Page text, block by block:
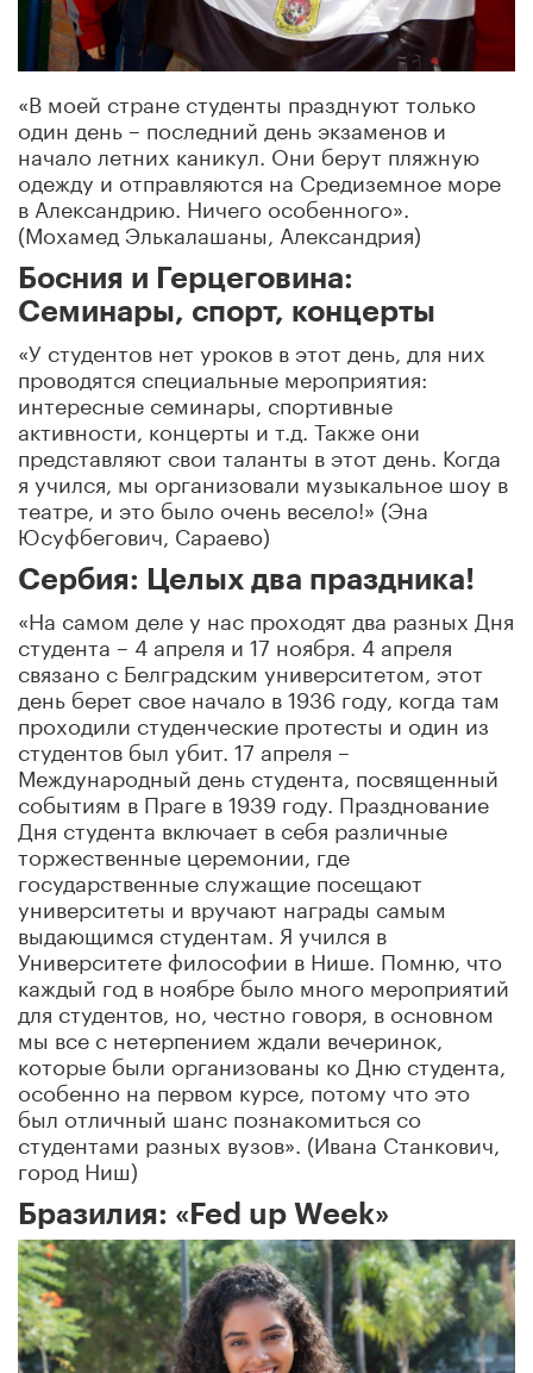
«В моей стране студенты празднуют только
один день – последний день экзаменов и
начало летних каникул. Они берут пляжную
одежду и отправляются на Средиземное море
в Александрию. Ничего особенного».
(Мохамед Элькалашаны, Александрия)
Босния и Герцеговина:
Семинары, спорт, концерты
«У студентов нет уроков в этот день, для них
проводятся специальные мероприятия:
интересные семинары, спортивные
активности, концерты и т.д. Также они
представляют свои таланты в этот день. Когда
я учился, мы организовали музыкальное шоу в
театре, и это было очень весело!» (Эна
Юсуфбегович, Сараево)
Сербия: Целых два праздника!
«На самом деле у нас проходят два разных Дня
студента – 4 апреля и 17 ноября. 4 апреля
связано с Белградским университетом, этот
день берет свое начало в 1936 году, когда там
проходили студенческие протесты и один из
студентов был убит. 17 апреля –
Международный день студента, посвященный
событиям в Праге в 1939 году. Празднование
Дня студента включает в себя различные
торжественные церемонии, где
государственные служащие посещают
университеты и вручают награды самым
выдающимся студентам. Я учился в
Университете философии в Нише. Помню, что
каждый год в ноябре было много мероприятий
для студентов, но, честно говоря, в основном
мы все с нетерпением ждали вечеринок,
которые были организованы ко Дню студента,
особенно на первом курсе, потому что это
был отличный шанс познакомиться со
студентами разных вузов». (Ивана Станкович,
город Ниш)
Бразилия: «Fed up Week»